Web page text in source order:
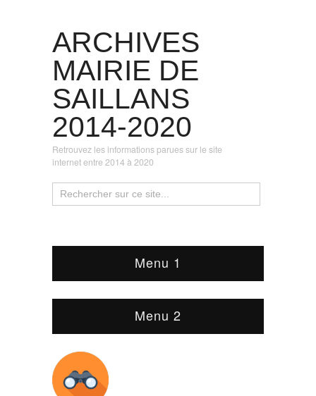
ARCHIVES
MAIRIE DE
SAILLANS
2014-2020
Retrouvez les informations parues sur le site
internet entre 2014 à 2020
Menu 1
Menu 2